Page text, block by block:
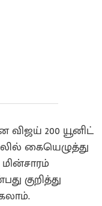
200 யூனிட்
கையெழுத்து
குறித்து